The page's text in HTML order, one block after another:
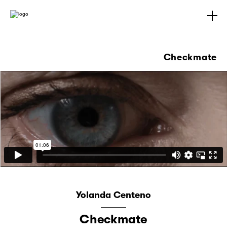
Checkmate
Yolanda Centeno
Checkmate